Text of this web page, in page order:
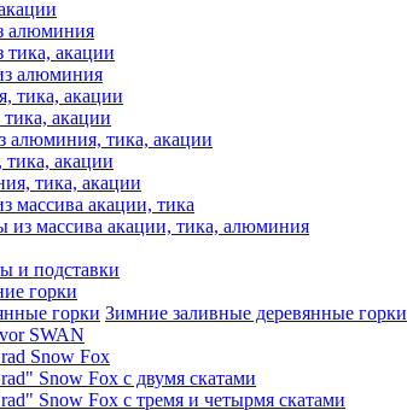
алюминия
акации
алюминия
тика, акации
акации
алюминия, тика, акации
акации
тика, акации
массива акации, тика
из массива акации, тика, алюминия
и подставки
горки
Зимние заливные деревянные горки
SWAN
Snow Fox
Snow Fox с двумя скатами
Snow Fox с тремя и четырмя скатами